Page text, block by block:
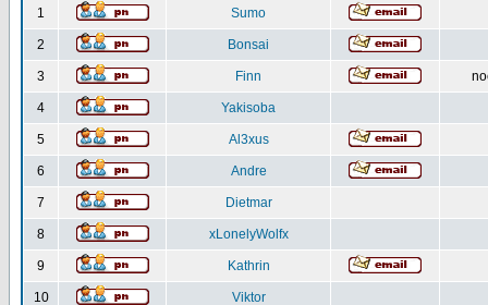
1 Sumo
2 Bonsai
3 Finn
4 Yakisoba
5 Al3xus
6 Andre
7 Dietmar
8 xLonelyWolfx
9 Kathrin
10 Viktor